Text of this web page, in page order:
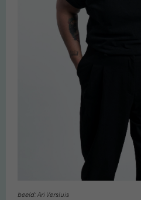
beeld: Ari Versluis